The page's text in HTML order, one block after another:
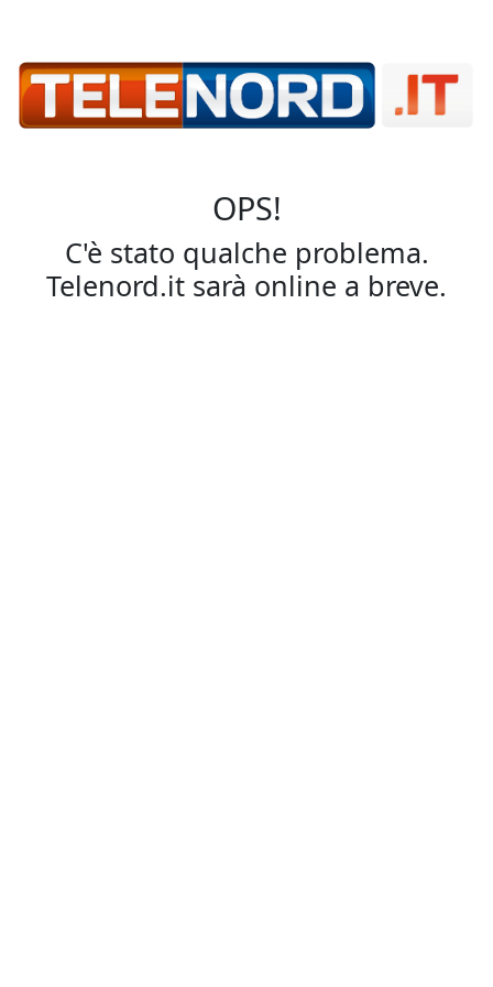
OPS!
C'è stato qualche problema.
Telenord.it sarà online a breve.